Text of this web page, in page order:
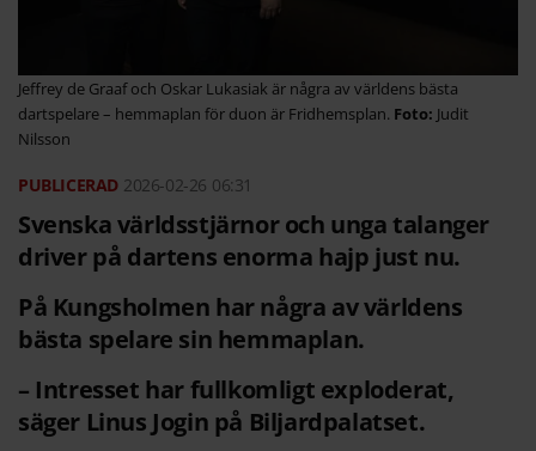
Jeffrey de Graaf och Oskar Lukasiak är några av världens bästa
dartspelare – hemmaplan för duon är Fridhemsplan.
Judit
Nilsson
2026-02-26 06:31
Svenska världsstjärnor och unga talanger
driver på dartens enorma hajp just nu.
På Kungsholmen har några av världens
bästa spelare sin hemmaplan.
– Intresset har fullkomligt exploderat,
säger Linus Jogin på Biljardpalatset.